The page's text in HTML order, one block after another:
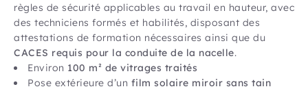
règles de sécurité applicables au travail en hauteur, avec
des techniciens formés et habilités, disposant des
attestations de formation nécessaires ainsi que du
CACES requis pour la conduite de la nacelle.
Environ 100 m² de vitrages traités
Pose extérieure d’un film solaire miroir sans tain